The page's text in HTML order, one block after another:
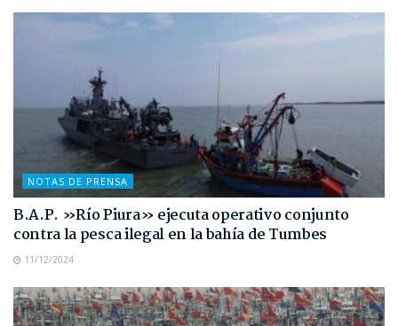
NOTAS DE PRENSA
B.A.P. »Río Piura» ejecuta operativo conjunto
contra la pesca ilegal en la bahía de Tumbes
11/12/2024